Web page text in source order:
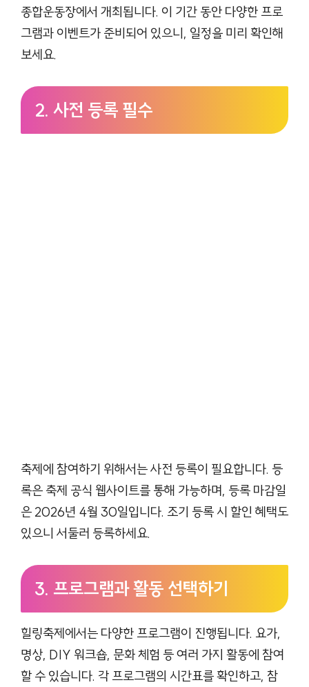
종합운동장에서 개최됩니다. 이 기간 동안 다양한 프로
그램과 이벤트가 준비되어 있으니, 일정을 미리 확인해
보세요.
2. 사전 등록 필수
축제에 참여하기 위해서는 사전 등록이 필요합니다. 등
록은 축제 공식 웹사이트를 통해 가능하며, 등록 마감일
은 2026년 4월 30일입니다. 조기 등록 시 할인 혜택도
있으니 서둘러 등록하세요.
3. 프로그램과 활동 선택하기
힐링축제에서는 다양한 프로그램이 진행됩니다. 요가,
명상, DIY 워크숍, 문화 체험 등 여러 가지 활동에 참여
할 수 있습니다. 각 프로그램의 시간표를 확인하고, 참